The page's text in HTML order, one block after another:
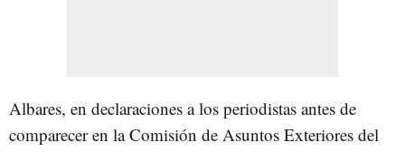
Albares, en declaraciones a los periodistas antes de
comparecer en la Comisión de Asuntos Exteriores del